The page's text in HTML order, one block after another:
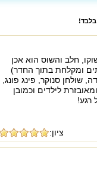
חלב והשוס הוא אכן
ומקלחת בתוך החדר)
שולחן סנוקר, פינג פונג,
לילדים וכמובן
רגע!
ציון: